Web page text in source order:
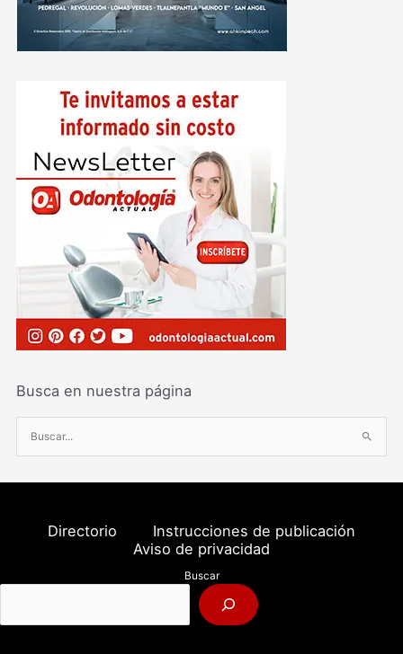
Busca en nuestra página
u
s
o
:
Directorio
Instrucciones de publicación
Aviso de privacidad
Buscar